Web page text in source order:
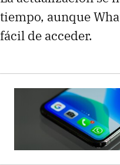
tiempo, aunque
fácil de acceder.